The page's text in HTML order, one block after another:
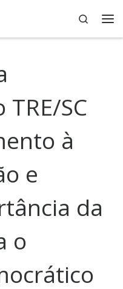
Search
SC
à
e
da
o